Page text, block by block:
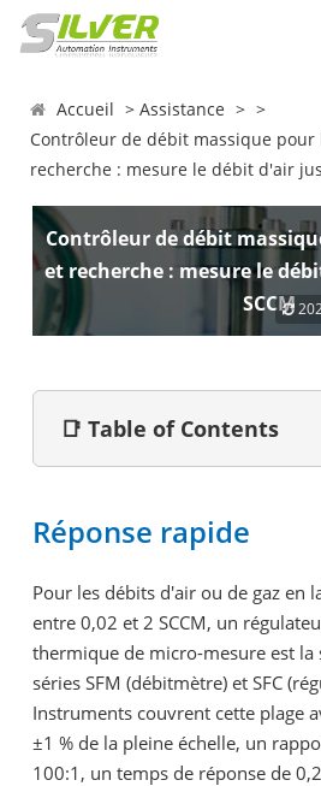
Accueil
Assistance
Contrôleur de débit massique
recherche : mesure le débit d'air
Contrôleur de débit
et recherche : mesure le
SCCM
📑 Table of Contents
Réponse rapide
Pour les débits d'air ou de gaz en
entre 0,02 et 2 SCCM, un
thermique de micro-mesure est la
séries SFM (débitmètre) et SFC
Instruments couvrent cette plage
±1 % de la pleine échelle, un
100:1, un temps de réponse de